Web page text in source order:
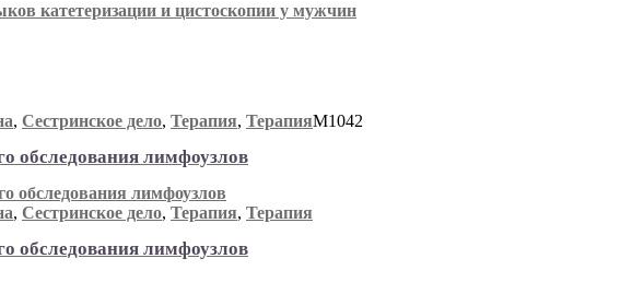
катетеризации и цистоскопии у мужчин
, Сестринское дело, Терапия, ТерапияМ1042
обследования лимфоузлов
, Сестринское дело, Терапия, Терапия
обследования лимфоузлов